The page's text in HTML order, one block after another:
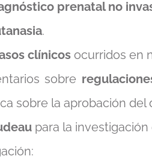
prenatal no
.
clínicos ocurridos en
sobre
sobre la aprobación
para la investigación